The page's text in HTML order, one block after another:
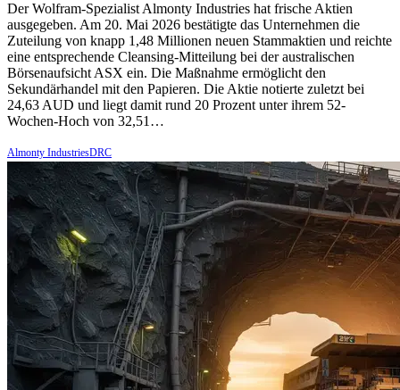
Der Wolfram-Spezialist Almonty Industries hat frische Aktien
ausgegeben. Am 20. Mai 2026 bestätigte das Unternehmen die
Zuteilung von knapp 1,48 Millionen neuen Stammaktien und reichte
eine entsprechende Cleansing-Mitteilung bei der australischen
Börsenaufsicht ASX ein. Die Maßnahme ermöglicht den
Sekundärhandel mit den Papieren. Die Aktie notierte zuletzt bei
24,63 AUD und liegt damit rund 20 Prozent unter ihrem 52-
Wochen-Hoch von 32,51…
Almonty IndustriesDRC